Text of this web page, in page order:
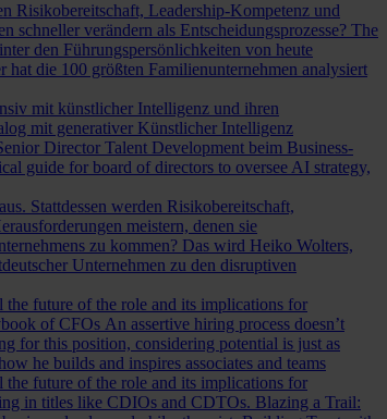
Risikobereitschaft, Leadership-Kompetenz und
schneller verändern als Entscheidungsprozesse? The
den Führungspersönlichkeiten von heute
die 100 größten Familienunternehmen analysiert
mit künstlicher Intelligenz und ihren
mit generativer Künstlicher Intelligenz
Director Talent Development beim Business-
guide for board of directors to oversee AI strategy,
Stattdessen werden Risikobereitschaft,
meistern, denen sie
zu kommen? Das wird Heiko Wolters,
Unternehmen zu den disruptiven
future of the role and its implications for
of CFOs An assertive hiring process doesn’t
for this position, considering potential is just as
he builds and inspires associates and teams
future of the role and its implications for
in titles like CDIOs and CDTOs. Blazing a Trail: